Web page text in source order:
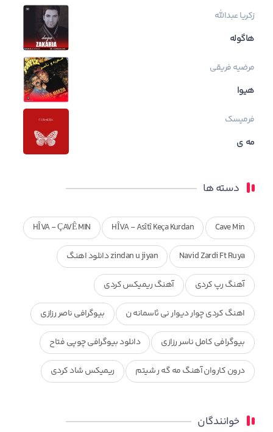
زکریا عبدالله
هاگوله
مرضیه فریقی
هیوا
فرمیسک
مه ی
دسته ها
Cave Min
HÎVA - Asîtî Keça Kurdan
HÎVA - ÇAVÊ MIN
Navid Zardi Ft Ruya zindan u jiyan دانلود اهنگ
آهنگ رپ کردی آهنگ ریمیکس کردی
اهنگ کردی چوار دیوار نی ئاسمانه ن بیوگرافی ناصر رزازی
بیوگرافی کامل ناسر رزازی دانلود بیوگرافی چوپی فتاح
درون کاروان آهنگ مه گه ر شیتم ریمیکس شاد کردی
محمد جزا
خوانندگان